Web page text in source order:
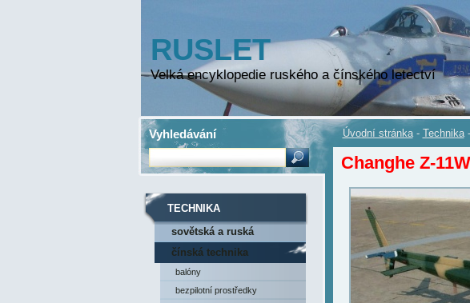
RUSLET
Velká encyklopedie ruského a čínského letectví
Úvodní stránka - Technika -
Changhe Z-
TECHNIKA
sovětská a ruská
technika
čínská technika
balóny
bezpilotní prostředky
Vyhledávání